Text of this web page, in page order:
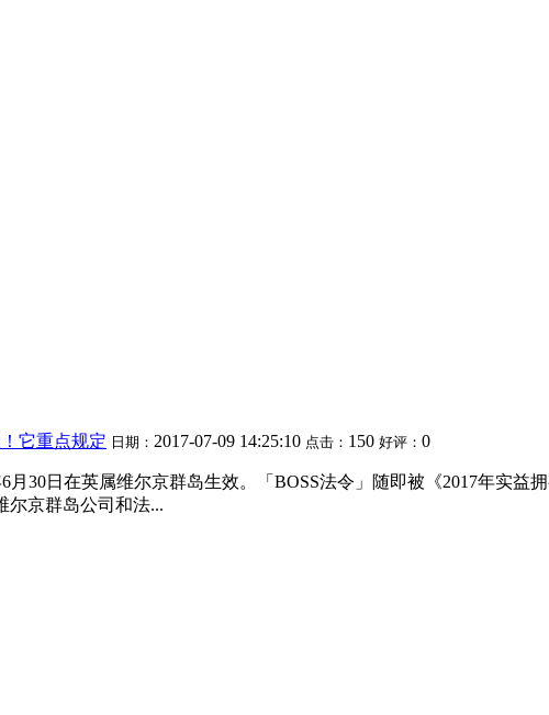
它重点规定 日期： 2017-07-09 14:25:10 点击： 150 好评： 0
月30日在英属维尔京群岛生效。「BOSS法令」随即被《2017年实益
尔京群岛公司和法...